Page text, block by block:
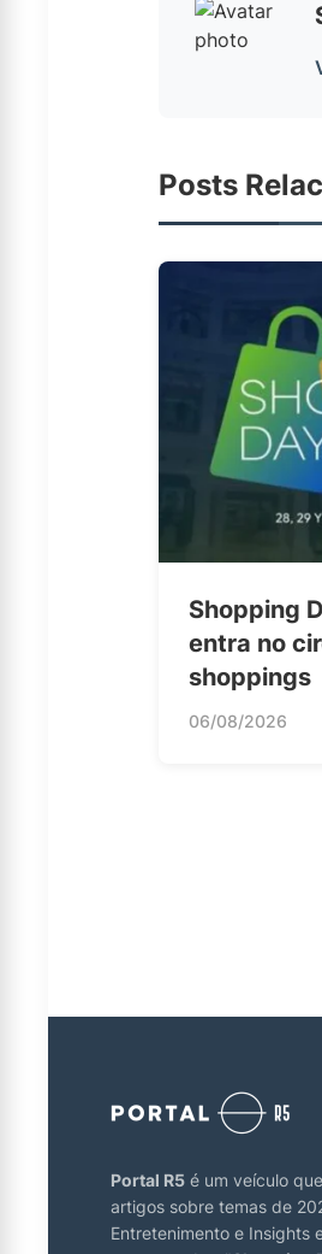
Posts
Shopping
entra no
shoppings
06/08/2026
Portal R5 é um veículo
artigos sobre temas de
Entretenimento e Insights